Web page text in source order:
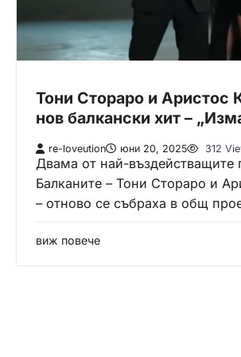
Тони Стораро и Аристос
нов балкански хит –
re-loveution юни 20, 2025 312
Двама от най-въздействащите
Балканите – Тони Стораро и
– отново се събраха в общ
виж повече